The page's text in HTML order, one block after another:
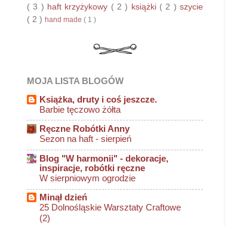
( 3 ) haft krzyżykowy ( 2 ) książki ( 2 )szycie
( 2 ) hand made ( 1 )
MOJA LISTA BLOGÓW
Książka, druty i coś jeszcze.
Barbie tęczowo żółta
Ręczne Robótki Anny
Sezon na haft - sierpień
Blog "W harmonii" - dekoracje,
inspiracje, robótki ręczne
W sierpniowym ogrodzie
Minął dzień
25 Dolnośląskie Warsztaty Craftowe
(2)